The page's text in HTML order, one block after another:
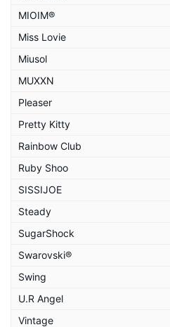
MIOIM®
Miss Lovie
Miusol
MUXXN
Pleaser
Pretty Kitty
Rainbow Club
Ruby Shoo
SISSIJOE
Steady
SugarShock
Swarovski®
Swing
U.R Angel
Vintage